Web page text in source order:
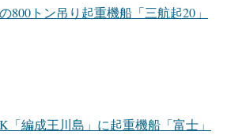
800トン吊り起重機船「三航起20」
「編成王川島」に起重機船「富士」